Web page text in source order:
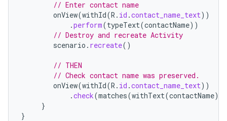
// Enter contact name
onView(withId(R . id .contact_name_text))
.perform(typeText(contactName))
// Destroy and recreate Activity
scenario . recreate()
// THEN
// Check contact name was preserved.
onView(withId(R . id .contact_name_text))
.check(matches(withText(contactName
}
}